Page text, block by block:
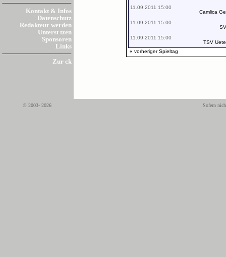
Kontakt & Infos
Datenschutz
Redakteur werden
Unterst tzen
Sponsoren
Links
Zur ck
11.09.2011 15:00
Camlica
11.09.2011 15:00
11.09.2011 15:00
TSV
« vorheriger Spieltag
© 2003- 2026 Sofern